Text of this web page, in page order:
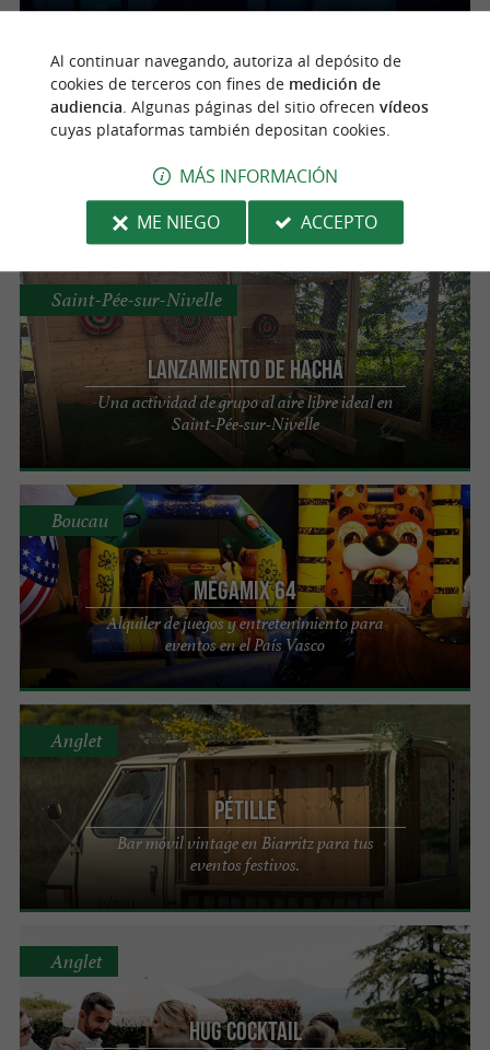
Boat Trips San Sebastián
Entretenimiento EVG o EVJF en San
Sebastián
San Sebastián
Lanzamiento de hacha
Una actividad de grupo al aire libre ideal en
Saint-Pée-sur-Nivelle
Saint-Pée-sur-Nivelle
Megamix 64
Alquiler de juegos y entretenimiento para
eventos en el País Vasco
Boucau
Pétille
Bar móvil vintage en Biarritz para tus
eventos festivos.
Anglet
HUG COCKTAIL
Anglet
Al continuar navegando, autoriza al depósito de
cookies de terceros con fines de medición de
audiencia. Algunas páginas del sitio ofrecen vídeos
cuyas plataformas también depositan cookies.
MÁS INFORMACIÓN
ME NIEGO
ACCEPTO